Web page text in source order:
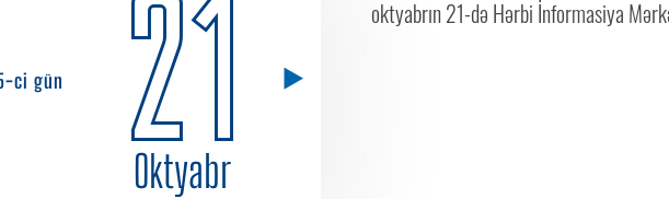
ci gün 21
Oktyabr
oktyabrın 21-də Hərbi İnformasiya